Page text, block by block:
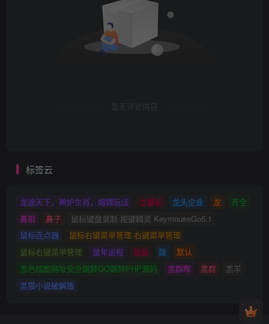
暂无评论内容
标签云
龙途天下，神炉生肖，熔铸玩法 龙最初 龙头企业 龙
齐全
鼻祖
鼻子
鼠标键盘录制 按键精灵 KeymouseGo5.1
鼠标连点器
鼠标右键菜单管理 右键菜单管理
鼠标右键菜单管理
鼠年运程 鼓励 鼓
默认
黑色炫酷网址安全跳转GO跳转PHP源码
黑群晖 黑群
黑羊
黑猫小说破解版